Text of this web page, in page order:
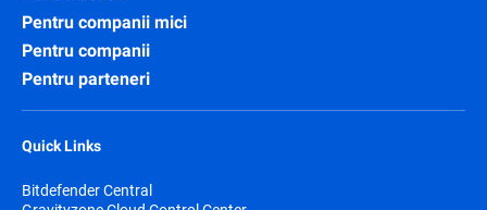
Pentru companii mici
Pentru companii
Pentru parteneri
Quick Links
Bitdefender Central